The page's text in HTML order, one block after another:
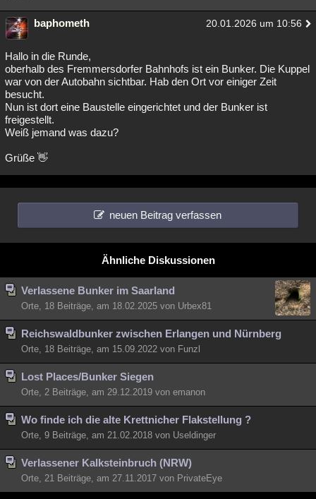
baphometh 20.01.2026 um 10:56
Hallo in die Runde,
oberhalb des Fremmersdorfer Bahnhofs ist ein Bunker. Die Kuppel
war von der Autobahn sichtbar. Hab den Ort vor einiger Zeit
besucht.
Nun ist dort eine Baustelle eingerichtet und der Bunker ist
freigestellt.
Weiß jemand was dazu?
Grüße 👋
neuen Beitrag verfassen
Ähnliche Diskussionen
Verlassene Bunker im Saarland
Orte, 18 Beiträge, am 18.02.2025 von Urbex81
Reichswaldbunker zwischen Erlangen und Nürnberg
Orte, 18 Beiträge, am 15.09.2022 von Funzl
Lost Places/Bunker Siegen
Orte, 2 Beiträge, am 29.12.2019 von emanon
Wo finde ich die alte Krettnicher Flakstellung ?
Orte, 9 Beiträge, am 21.02.2018 von Useldinger
Verlassener Kalksteinbruch (NRW)
Orte, 21 Beiträge, am 27.11.2017 von PrivateEye